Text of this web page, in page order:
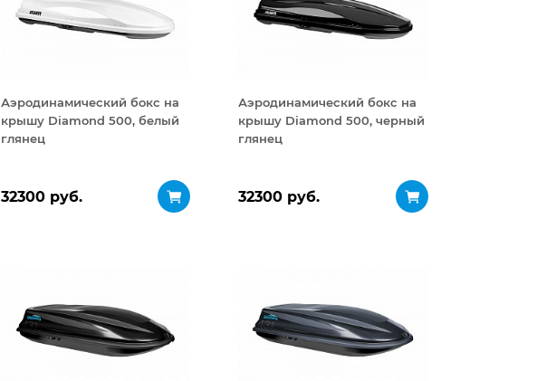
Аэродинамический бокс на
крышу Diamond 500, белый
глянец
32300 руб.
Аэродинамический бокс на
крышу Diamond 500, черный
глянец
32300 руб.